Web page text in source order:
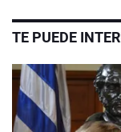
TE PUEDE